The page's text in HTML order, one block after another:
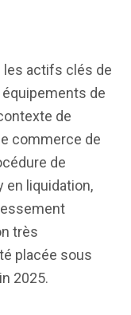
les actifs clés de
de
de
commerce de
de
en liquidation,
très
placée sous
2025.